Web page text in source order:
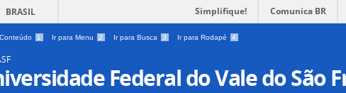
BRASIL Simplifique! Comunica BR
1 Ir para Menu 2 Ir para Busca 3 Ir para Rodapé 4
Federal do Vale do São